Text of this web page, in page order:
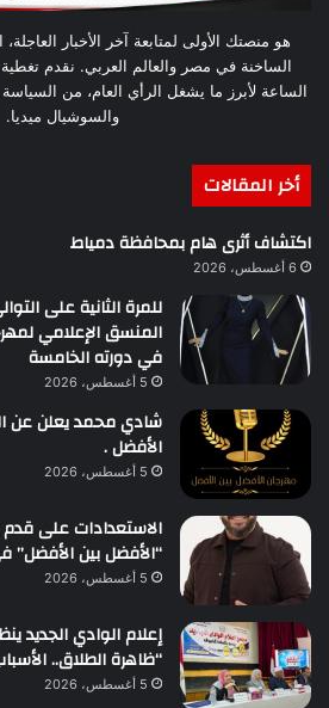
هو منصتك الأولى لمتابعة آخر الأخبار العاجلة،
الساخنة في مصر والعالم العربي. نقدم
الساعة لأبرز ما يشغل الرأي العام، من السياسة
والسوشيال ميديا.
أخر المقالات
اكتشاف أثرى هام بمحافظة دمياط
6 أغسطس، 2026
للمرة الثانية على
المنسق الإعلامي
في دورته الخامسة
5 أغسطس، 2026
شادي محمد يعلن عن
الأفضل .
5 أغسطس، 2026
الاستعدادات على
“الأفضل بين الأفضل”
5 أغسطس، 2026
إعلام الوادي الجديد
“ظاهرة الطلاق..
5 أغسطس، 2026